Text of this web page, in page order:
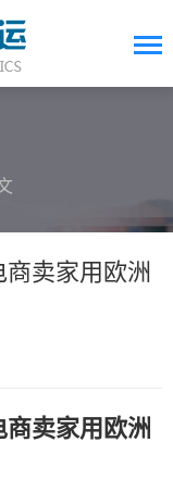
卖家用欧洲
卖家用欧洲